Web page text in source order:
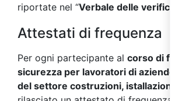
riportate nel “Verbale delle
Attestati di frequenza
Per ogni partecipante al corso di
sicurezza per lavoratori di aziende
del settore costruzioni,